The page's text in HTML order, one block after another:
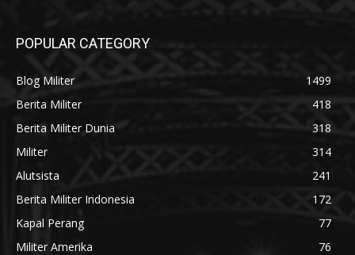
POPULAR CATEGORY
Blog Militer
1499
Berita Militer
418
Berita Militer Dunia
318
Militer
314
Alutsista
241
Berita Militer Indonesia
172
Kapal Perang
77
Militer Amerika
76